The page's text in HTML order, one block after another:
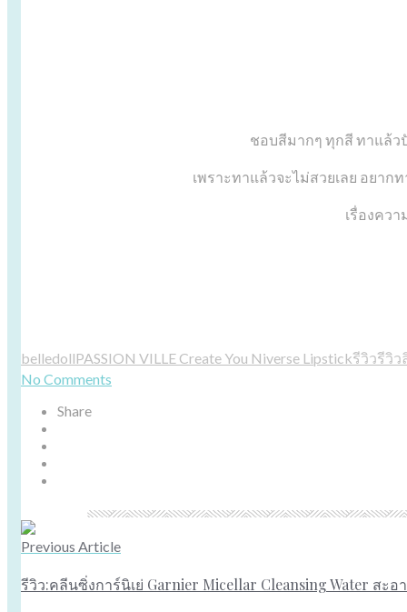
ชอบสีมากๆ ทุกสี ทาแล้ว
เพราะทาแล้วจะไม่สวยเลย อยา
เรื่องคว
belledollPASSION VILLE Create You Niverse Lipstickรีวิวรีวิ
No Comments
Share
Previous Article
รีวิว:คลีนซิ่งการ์นิเย่ Garnier Micellar Cleansing Water สะอ